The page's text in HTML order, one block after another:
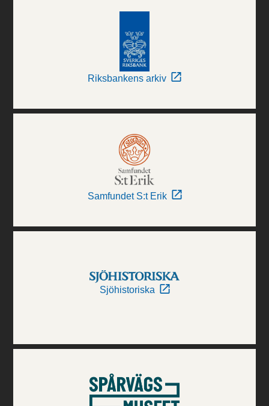
Riksbankens arkiv
Samfundet S:t Erik
Sjöhistoriska